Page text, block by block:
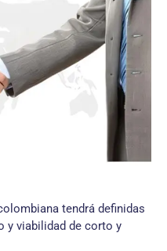
tendrá definidas
y viabilidad de corto y